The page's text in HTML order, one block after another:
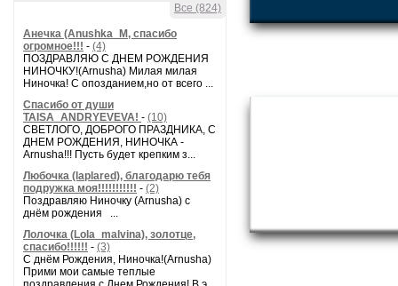
Все (824)
Анечка (Anushka_M, спасибо
огромное!!! - (4)
ПОЗДРАВЛЯЮ С ДНЕМ РОЖДЕНИЯ
НИНОЧКУ!(Arnusha) Милая милая
Ниночка! С опозданием,но от всего ...
Спасибо от души
TAISA_ANDRYEVEVA! - (10)
СВЕТЛОГО, ДОБРОГО ПРАЗДНИКА, С
ДНЕМ РОЖДЕНИЯ, НИНОЧКА -
Arnusha!!! Пусть будет крепким з...
Любочка (laplared), благодарю тебя
подружка моя!!!!!!!!!!! - (2)
Поздравляю Ниночку (Arnusha) с
днём рождения ...
Лолочка (Lola_malvina), золотце,
спасибо!!!!!! - (3)
С днём Рождения, Ниночка!(Аrnusha)
Прими мои самые теплые